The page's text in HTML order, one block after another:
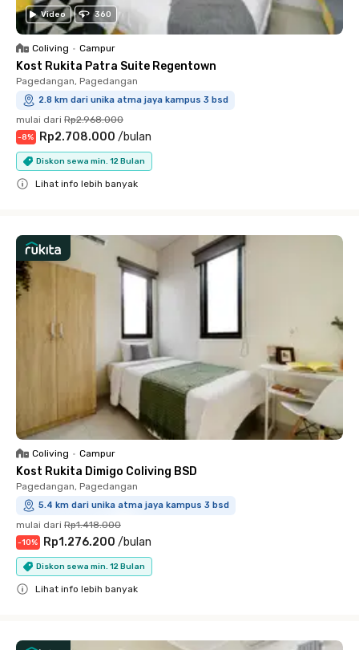
Video 360
Coliving • Campur
Kost Rukita Patra Suite Regentown
Pagedangan, Pagedangan
2.8 km dari unika atma jaya kampus 3 bsd
mulai dari Rp2.968.000
-8% Rp2.708.000 /bulan
Diskon sewa min. 12 Bulan
Lihat info lebih banyak
Coliving • Campur
Kost Rukita Dimigo Coliving BSD
Pagedangan, Pagedangan
5.4 km dari unika atma jaya kampus 3 bsd
mulai dari Rp1.418.000
-10% Rp1.276.200 /bulan
Diskon sewa min. 12 Bulan
Lihat info lebih banyak